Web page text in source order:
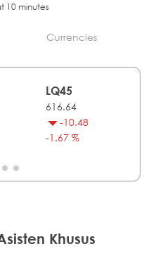
10 minutes
Currencies
LQ45
616.64
-10.48
-1.67 %
Khusus